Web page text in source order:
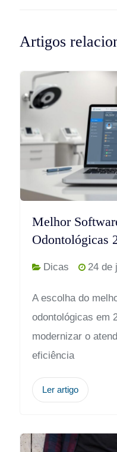
Artigos
Melhor
Odontológicas
Dicas 24 de
A escolha do
odontológicas em
modernizar o
eficiência
Ler artigo